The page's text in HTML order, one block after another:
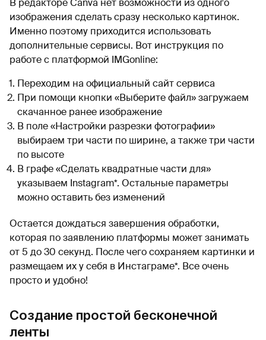
В редакторе Canva нет возможности из одного
изображения сделать сразу несколько картинок.
Именно поэтому приходится использовать
дополнительные сервисы. Вот инструкция по
работе с платформой IMGonline:
Переходим на официальный сайт сервиса
При помощи кнопки «Выберите файл» загружаем
скачанное ранее изображение
В поле «Настройки разрезки фотографии»
выбираем три части по ширине, а также три части
по высоте
В графе «Сделать квадратные части для»
указываем Instagram*. Остальные параметры
можно оставить без изменений
Остается дождаться завершения обработки,
которая по заявлению платформы может занимать
от 5 до 30 секунд. После чего сохраняем картинки и
размещаем их у себя в Инстаграме*. Все очень
просто и удобно!
Создание простой бесконечной
ленты